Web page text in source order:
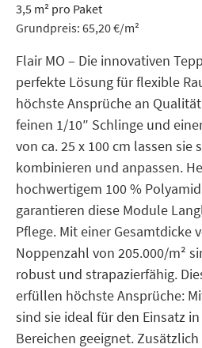
3,5 m² pro Paket
Grundpreis: 65,20€/m²
Flair MO – Die innovativen
perfekte Lösung für flexible
höchste Ansprüche an
feinen 1/10″ Schlinge und
von ca. 25 x 100 cm lassen sie
kombinieren und anpassen.
hochwertigem 100 %
garantieren diese Module
Pflege. Mit einer Gesamtdicke
Noppenzahl von 205.000/m²
robust und strapazierfähig.
erfüllen höchste Ansprüche:
sind sie ideal für den Einsatz
Bereichen geeignet.